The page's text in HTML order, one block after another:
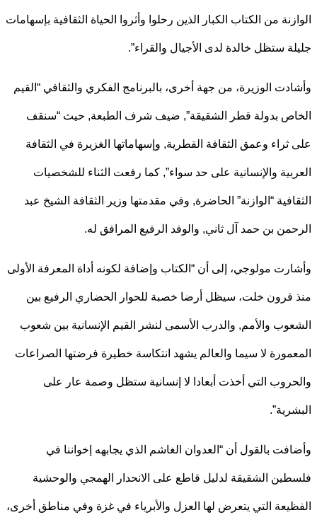
من الكتاب الكبار الذين رحلوا وأثروا الحياة الثقافية بإسهامات
ستظل خالدة لدى الأجيال والقراء”.
الوزيرة، من جهة أخرى، بالبرنامج الفكري والثقافي “القيم
بدولة قطر الشقيقة”, ضيف شرف الطبعة, حيث “سنقف
وعمق الثقافة القطرية, وإسهاماتها الغزيرة في الثقافة
والإنسانية على حد سواء”, كما رفعت الثناء للشخصيات
“الوازنة” الحاضرة, وفي مقدمتها وزير الثقافة الشيخ عبد
بن حمد آل ثاني, والوفد الرفيع المرافق له.
مولوجي، إلى أن “الكتاب وإضافة لكونه أداة المعرفة الأولى
قرون خلت، سيظل أرضا خصبة للحوار الحضاري الرفيع بين
والأمم, والدرب الأسمى لنشر القيم الإنسانية بين شعوب
لا سيما والعالم يشهد انتكاسة خطيرة فرضتها الصراعات
التي أخذت أبعادا لا إنسانية ستظل وصمة عار على
بالقول أن “العدوان الغاشم الذي يجابهه إخواننا في
الشقيقة لدليل قاطع على الانحدار الهمجي والوحشية
التي يتعرض لها العزل والأبرياء في غزة وفي مناطق أخرى،